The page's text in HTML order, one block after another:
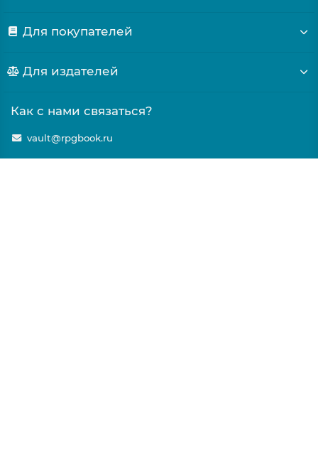
Для покупателей
Для издателей
Как с нами связаться?
vault@rpgbook.ru